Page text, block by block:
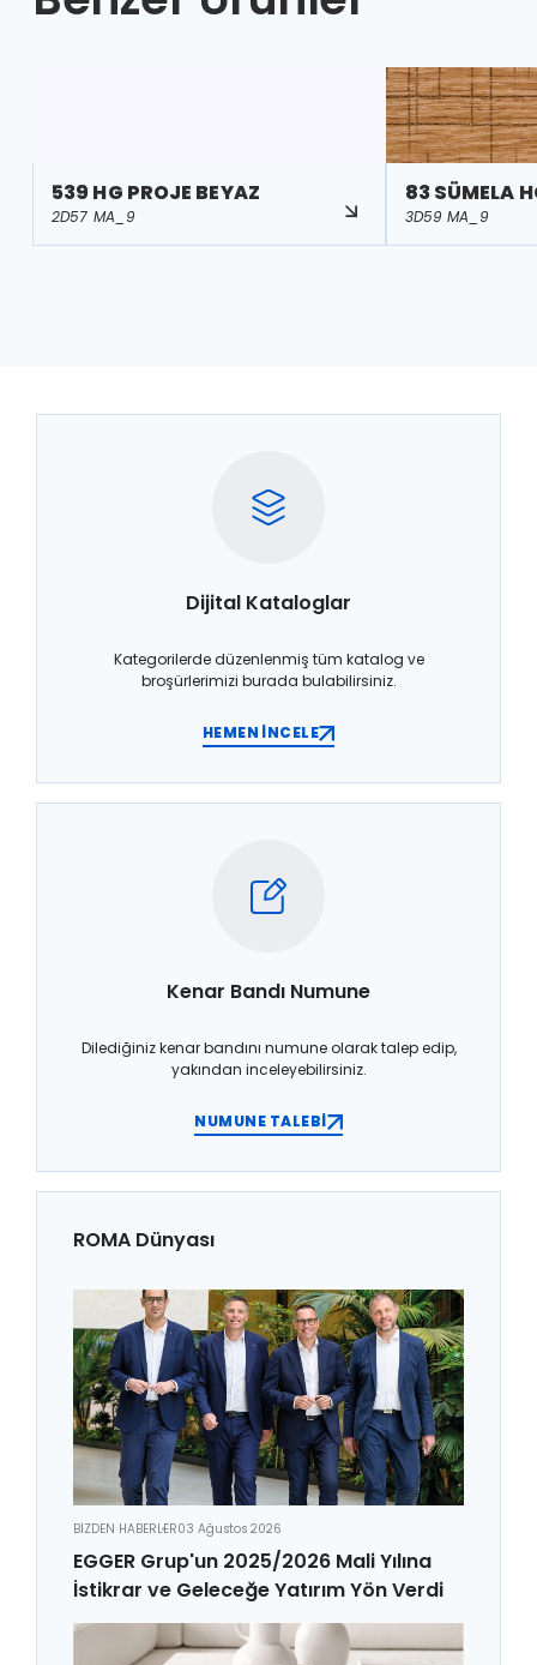
539 HG PROJE BEYAZ
2D57 MA_9
83 SÜMELA
3D59 MA_9
Dijital Kataloglar
Kategorilerde düzenlenmiş tüm katalog ve
broşürlerimizi burada bulabilirsiniz.
HEMEN İNCELE
Kenar Bandı Numune
Dilediğiniz kenar bandını numune olarak talep edip,
yakından inceleyebilirsiniz.
NUMUNE TALEBİ
ROMA Dünyası
BİZDEN HABERLER03 Ağustos 2026
EGGER Grup'un 2025/2026 Mali Yılına
İstikrar ve Geleceğe Yatırım Yön Verdi